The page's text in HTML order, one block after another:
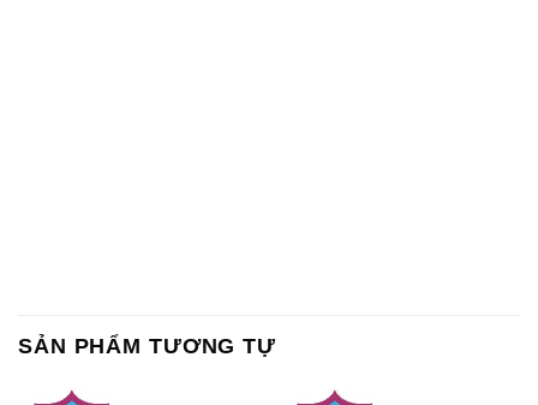
SẢN PHẨM TƯƠNG TỰ